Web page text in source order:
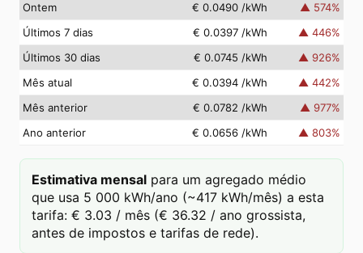
Ontem
€ 0.0490 /kWh ▲ 574%
Últimos 7 dias
€ 0.0397 /kWh ▲ 446%
Últimos 30 dias
€ 0.0745 /kWh ▲ 926%
Mês atual
€ 0.0394 /kWh ▲ 442%
Mês anterior
€ 0.0782 /kWh ▲ 977%
Ano anterior
€ 0.0656 /kWh ▲ 803%
Estimativa mensal para um agregado médio
que usa 5 000 kWh/ano (~417 kWh/mês) a esta
tarifa: € 3.03 / mês (€ 36.32 / ano grossista,
antes de impostos e tarifas de rede).